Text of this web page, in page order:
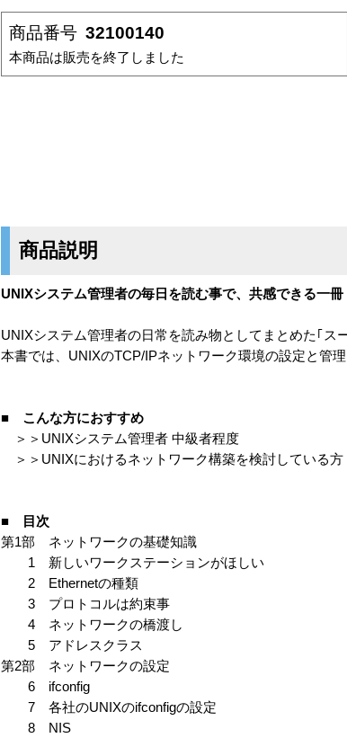
商品番号 32100140
本商品は販売を終了しました
商品説明
UNIXシステム管理者の毎日を読む事で、共感できる一冊
UNIXシステム管理者の日常を読み物としてまとめた｢ス
本書では、UNIXのTCP/IPネットワーク環境の設定と管
■ こんな方におすすめ
＞＞UNIXシステム管理者 中級者程度
＞＞UNIXにおけるネットワーク構築を検討している方
■ 目次
第1部 ネットワークの基礎知識
1 新しいワークステーションがほしい
2 Ethernetの種類
3 プロトコルは約束事
4 ネットワークの橋渡し
5 アドレスクラス
第2部 ネットワークの設定
6 ifconfig
7 各社のUNIXのifconfigの設定
8 NIS